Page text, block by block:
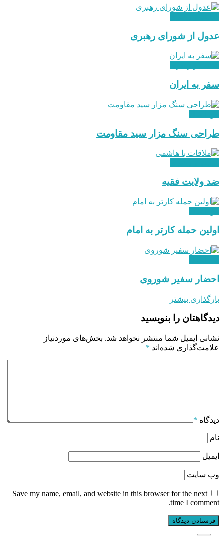
عدول از شورای رهبری
سفر به ایران
طراحی سنگ مزار سید مقاومت
ضد ولایت فقیه
اولین حمله کارتر به امام
احضار سفیر شوروی
بارگذاری بیشتر
دیدگاهتان را بنویسید
نشانی ایمیل شما منتشر نخواهد شد. بخش‌های موردنیاز
علامت‌گذاری شده‌اند *
دیدگاه *
نام
ایمیل
وب‌ سایت
Save my name, email, and website in this browser for the next
time I comment.